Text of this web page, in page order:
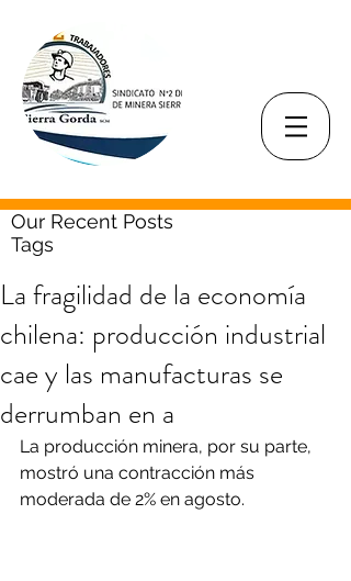
Our Recent Posts
Tags
La fragilidad de la economía
chilena: producción industrial
cae y las manufacturas se
derrumban en a
La producción minera, por su parte,
mostró una contracción más
moderada de 2% en agosto.